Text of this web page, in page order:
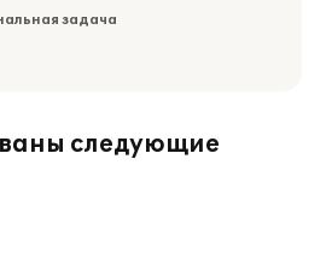
задача
следующие